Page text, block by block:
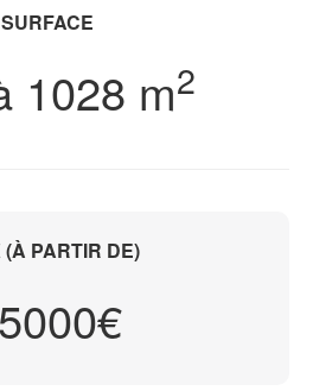
SURFACE
1028 m2
(À PARTIR DE)